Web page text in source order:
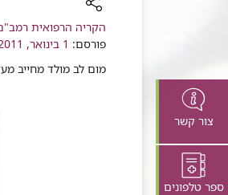
צור קשר
ספר טלפונים
רכיב
שיתוף
הקריה הרפואית
פורסם: 1 בינואר, 2011
מום לב מולד מחייב